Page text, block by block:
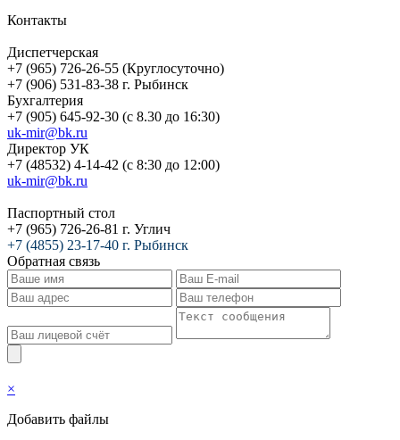
Контакты
Диспетчерская
+7 (965) 726-26-55 (Круглосуточно)
+7 (906) 531-83-38 г. Рыбинск
Бухгалтерия
+7 (905) 645-92-30 (с 8.30 до 16:30)
uk-mir@bk.ru
Директор УК
+7 (48532) 4-14-42 (с 8:30 до 12:00)
uk-mir@bk.ru
Паспортный стол
+7 (965) 726-26-81 г. Углич
+7 (4855) 23-17-40 г. Рыбинск
Обратная связь
×
Добавить файлы